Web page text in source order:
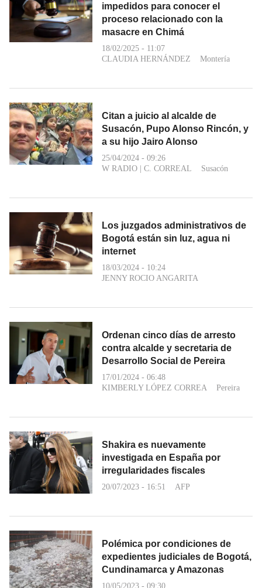
impedidos para conocer el
proceso relacionado con la
masacre en Chimá
18/02/2025 - 11:07
CLAUDIA HERNÁNDEZ
Montería
Citan a juicio al alcalde de
Susacón, Pupo Alonso Rincón, y
a su hijo Jairo Alonso
25/04/2024 - 09:26
W RADIO | C. CORREAL Susacón
Los juzgados administrativos de
Bogotá están sin luz, agua ni
internet
18/03/2024 - 10:24
JENNY ROCIO ANGARITA
Ordenan cinco días de arresto
contra alcalde y secretaria de
Desarrollo Social de Pereira
17/01/2024 - 06:48
KIMBERLY LÓPEZ CORREA
Pereira
Shakira es nuevamente
investigada en España por
irregularidades fiscales
20/07/2023 - 16:51 AFP
Polémica por condiciones de
expedientes judiciales de Bogotá,
Cundinamarca y Amazonas
10/05/2023 - 09:30